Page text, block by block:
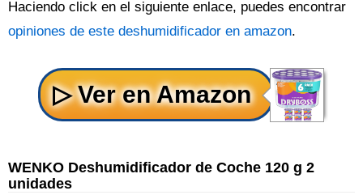
Haciendo click en el siguiente enlace, puedes encontrar
opiniones de este deshumidificador en amazon.
WENKO Deshumidificador de Coche 120 g 2
unidades